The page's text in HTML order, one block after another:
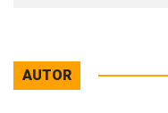
AUTOR